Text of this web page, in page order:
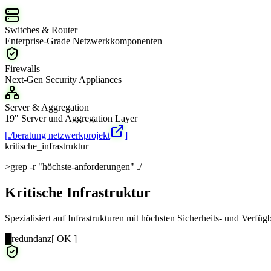
Switches & Router
Enterprise-Grade Netzwerkkomponenten
Firewalls
Next-Gen Security Appliances
Server & Aggregation
19" Server und Aggregation Layer
[./beratung netzwerkprojekt
]
kritische_infrastruktur
>grep -r "höchste-anforderungen" ./
Kritische Infrastruktur
Spezialisiert auf Infrastrukturen mit höchsten Sicherheits- und
redundanz[ OK ]